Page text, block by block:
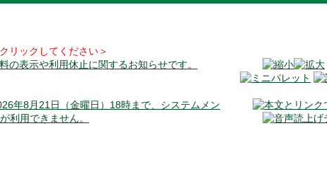
リックしてください＞
の表示や利用休止に関するお知らせです。
年8月21日（金曜日）18時まで、システムメン
利用できません。